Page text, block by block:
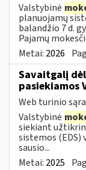
Valstybinė
planuojamų
balandžio 7 d.
Pajamų
Metai: 2026
Savaitgalį
pasiekiamos
Web turinio
Valstybinė
siekiant
sistemos (EDS)
sausio...
Metai: 2025